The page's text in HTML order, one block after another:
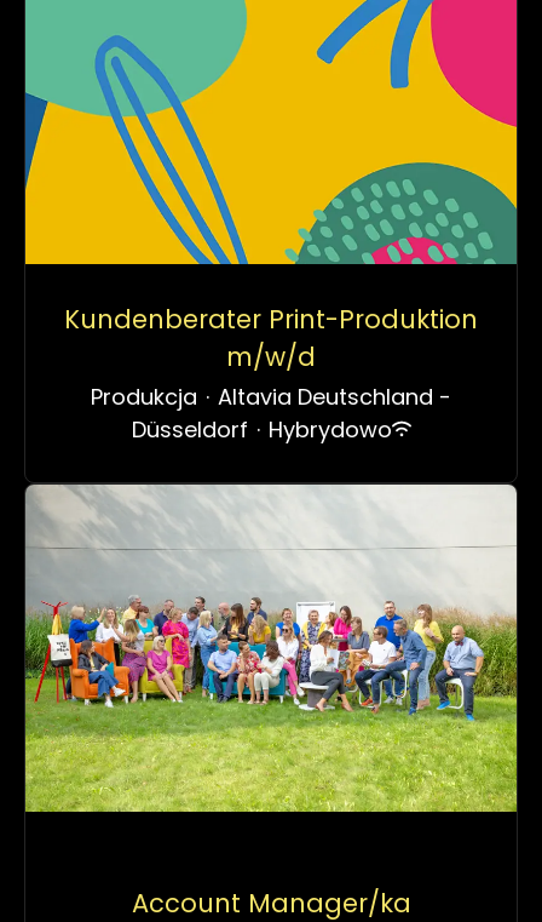
Kundenberater Print-Produktion
m/w/d
Produkcja · Altavia Deutschland -
Düsseldorf · Hybrydowo
Account Manager/ka